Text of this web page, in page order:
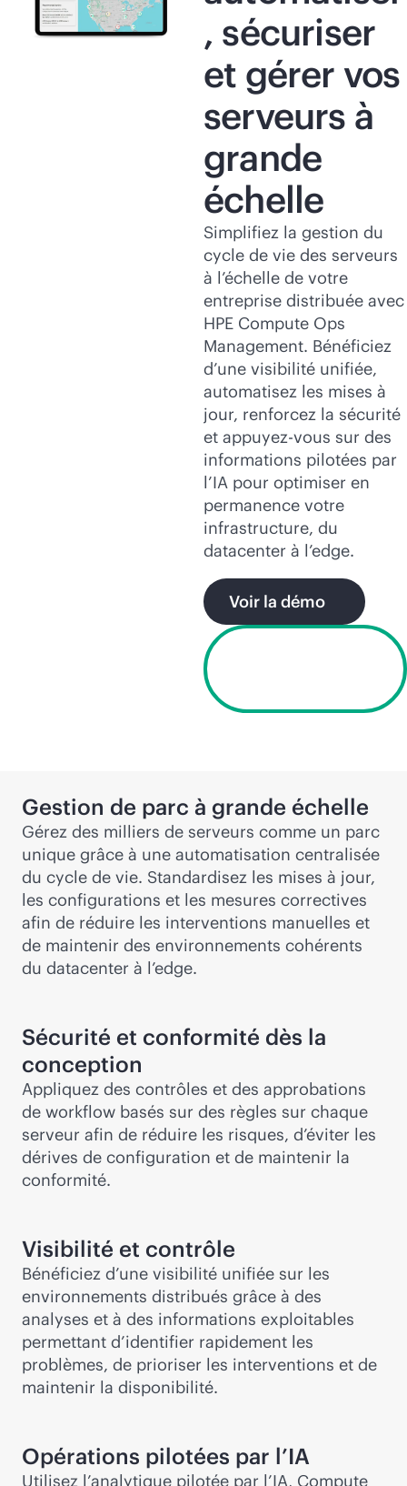
, sécuriser
et gérer vos
serveurs à
grande
échelle
Simplifiez la gestion du
cycle de vie des serveurs
à l’échelle de votre
entreprise distribuée avec
HPE Compute Ops
Management. Bénéficiez
d’une visibilité unifiée,
automatisez les mises à
jour, renforcez la sécurité
et appuyez-vous sur des
informations pilotées par
l’IA pour optimiser en
permanence votre
infrastructure, du
datacenter à l’edge.
Voir la démo
Gestion de parc à grande échelle
Gérez des milliers de serveurs comme un parc
unique grâce à une automatisation centralisée
du cycle de vie. Standardisez les mises à jour,
les configurations et les mesures correctives
afin de réduire les interventions manuelles et
de maintenir des environnements cohérents
du datacenter à l’edge.
Sécurité et conformité dès la
conception
Appliquez des contrôles et des approbations
de workflow basés sur des règles sur chaque
serveur afin de réduire les risques, d’éviter les
dérives de configuration et de maintenir la
conformité.
Visibilité et contrôle
Bénéficiez d’une visibilité unifiée sur les
environnements distribués grâce à des
analyses et à des informations exploitables
permettant d’identifier rapidement les
problèmes, de prioriser les interventions et de
maintenir la disponibilité.
Opérations pilotées par l’IA
Utilisez l’analytique pilotée par l’IA, Compute